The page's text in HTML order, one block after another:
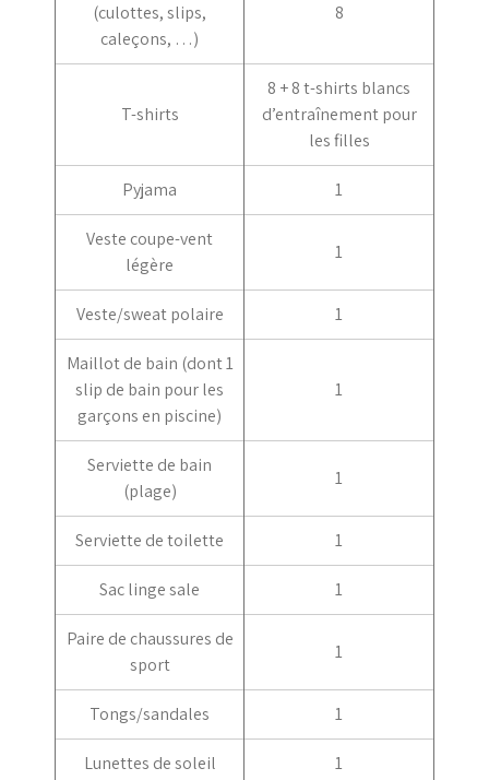
(culottes, slips,
caleçons, …)
8
T-shirts
8 + 8 t-shirts blancs
d’entraînement pour
les filles
Pyjama 1
Veste coupe-vent
légère
1
Veste/sweat polaire 1
Maillot de bain (dont 1
slip de bain pour les
garçons en piscine)
1
Serviette de bain
(plage)
1
Serviette de toilette 1
Sac linge sale 1
Paire de chaussures de
sport
1
Tongs/sandales 1
Lunettes de soleil 1